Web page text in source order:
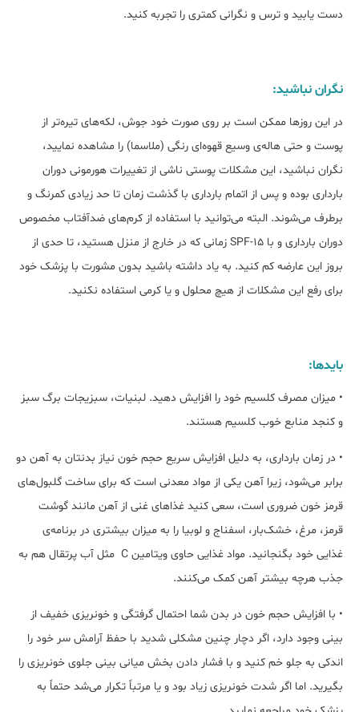
دست یابید و ترس و نگرانی کمتری را تجربه کنید.
نگران نباشید:
در این روزها ممکن است بر روی صورت خود جوش، لکه‌های تیره‌تر از
پوست و حتی هاله‌ی وسیع قهوه‌ای رنگی (ملاسما) را مشاهده نمایید،
نگران نباشید، این مشکلات پوستی ناشی از تغییرات هورمونی دوران
بارداری بوده و پس از اتمام بارداری با گذشت زمان تا حد زیادی کمرنگ و
برطرف می‌شوند. البته می‌توانید با استفاده از کرم‌های ضدآفتاب مخصوص
دوران بارداری و با SPF-15 زمانی که در خارج از منزل هستید، تا حدی از
بروز این عارضه کم کنید. به یاد داشته باشید بدون مشورت با پزشک خود
برای رفع این مشکلات از هیچ محلول و یا کرمی استفاده نکنید.
بایدها:
• میزان مصرف کلسیم خود را افزایش دهید. لبنیات، سبزیجات برگ سبز
و کنجد منابع خوب کلسیم هستند.
• در زمان بارداری، به دلیل افزایش سریع حجم خون نیاز بدنتان به آهن دو
برابر می‌شود، زیرا آهن یکی از مواد معدنی است که برای ساخت گلبول‌های
قرمز خون ضروری است، سعی کنید غذاهای غنی از آهن مانند گوشت
قرمز، مرغ، خشک‌بار، اسفناج و لوبیا را به میزان بیشتری در برنامه‌ی
غذایی خود بگنجانید. مواد غذایی حاوی ویتامین C مثل آب پرتقال هم به
جذب هرچه بیشتر آهن کمک می‌کنند.
• با افزایش حجم خون در بدن شما احتمال گرفتگی و خونریزی خفیف از
بینی وجود دارد، اگر دچار چنین مشکلی شدید با حفظ آرامش سر خود را
اندکی به جلو خم کنید و با فشار دادن بخش میانی بینی جلوی خونریزی را
بگیرید. اما اگر شدت خونریزی زیاد بود و یا مرتباً تکرار می‌شد حتماً به